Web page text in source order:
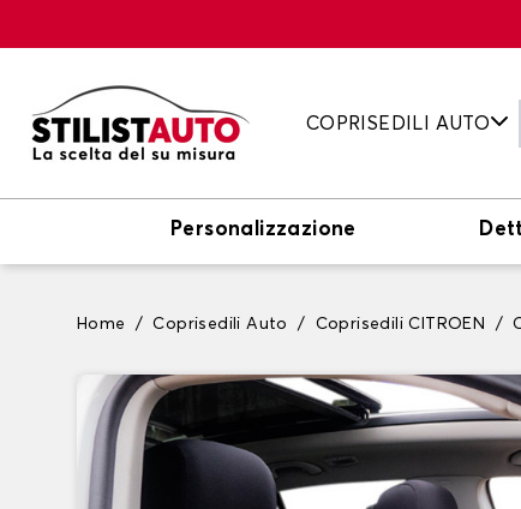
COPRISEDILI AUTO
Personalizzazione
Home Coprisedili Auto Coprisedili CITROEN